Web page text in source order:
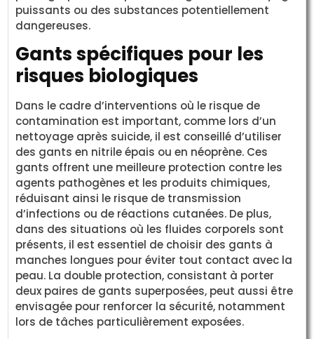
puissants ou des substances potentiellement
dangereuses.
Gants spécifiques pour les
risques biologiques
Dans le cadre d’interventions où le risque de
contamination est important, comme lors d’un
nettoyage après suicide, il est conseillé d’utiliser
des gants en nitrile épais ou en néoprène. Ces
gants offrent une meilleure protection contre les
agents pathogènes et les produits chimiques,
réduisant ainsi le risque de transmission
d’infections ou de réactions cutanées. De plus,
dans des situations où les fluides corporels sont
présents, il est essentiel de choisir des gants à
manches longues pour éviter tout contact avec la
peau. La double protection, consistant à porter
deux paires de gants superposées, peut aussi être
envisagée pour renforcer la sécurité, notamment
lors de tâches particulièrement exposées.